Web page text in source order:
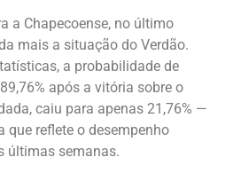
a Chapecoense, no último
mais a situação do Verdão.
a probabilidade de
após a vitória sobre o
caiu para apenas 21,76% —
que reflete o desempenho
últimas semanas.